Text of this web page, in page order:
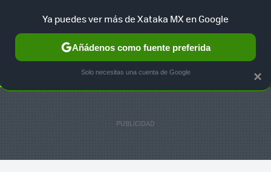
SELECCIÓN GAMING HOME AUTO TERRITORIO
×
Ya puedes ver más de Xataka MX en Google
Añádenos como fuente preferida
Solo necesitas una cuenta de Google